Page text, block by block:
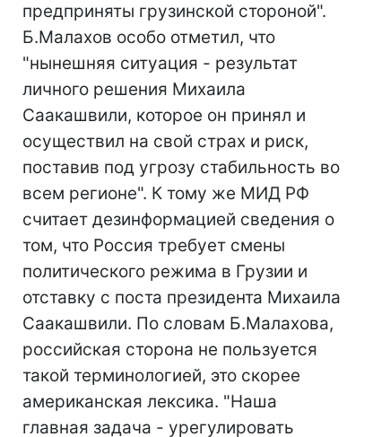
предприняты грузинской стороной".
Б.Малахов особо отметил, что
"нынешняя ситуация - результат
личного решения Михаила
Саакашвили, которое он принял и
осуществил на свой страх и риск,
поставив под угрозу стабильность во
всем регионе". К тому же МИД РФ
считает дезинформацией сведения о
том, что Россия требует смены
политического режима в Грузии и
отставку с поста президента Михаила
Саакашвили. По словам Б.Малахова,
российская сторона не пользуется
такой терминологией, это скорее
американская лексика. "Наша
главная задача - урегулировать